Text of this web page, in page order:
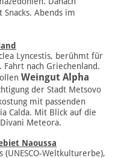
Abends im
Lyncestis, berühmt für
Fahrt nach Griechenland.
Weingut Alpha
der Stadt Metsovo
mit passenden
Calda. Mit Blick auf die
Meteora.
Naoussa
Weltkulturerbe),